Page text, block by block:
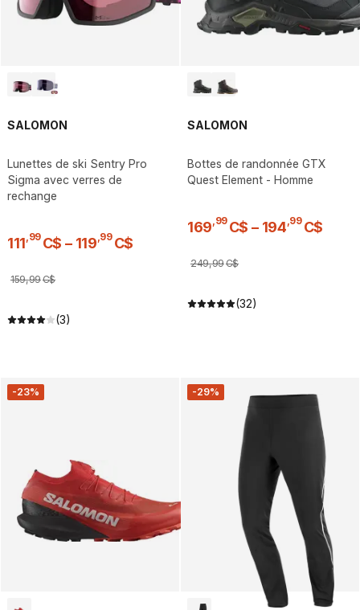
SALOMON
Lunettes de ski Sentry Pro
Sigma avec verres de
rechange
111 99 C$ – 119 99 C$
159,99C$
(3)
SALOMON
Bottes de randonnée GTX
Quest Element - Homme
169 99 C$ – 194 99 C$
249,99C$
(32)
-23% -29%